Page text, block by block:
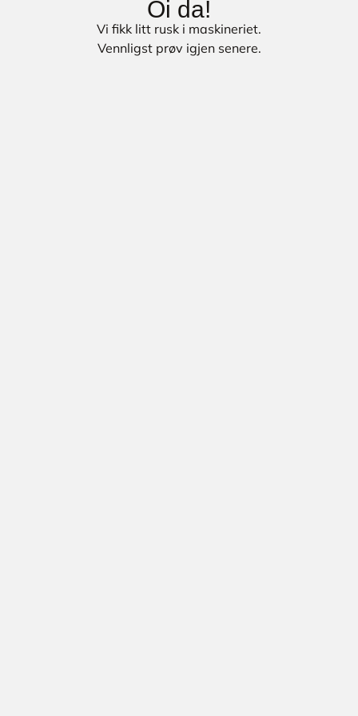
Oi da!
Vi fikk litt rusk i maskineriet.
Vennligst prøv igjen senere.